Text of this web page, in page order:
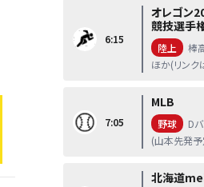
6:15
オレゴン
競技選手
陸上
棒
ほか(リンク
7:05
MLB
野球
D
(山本先発
北海道